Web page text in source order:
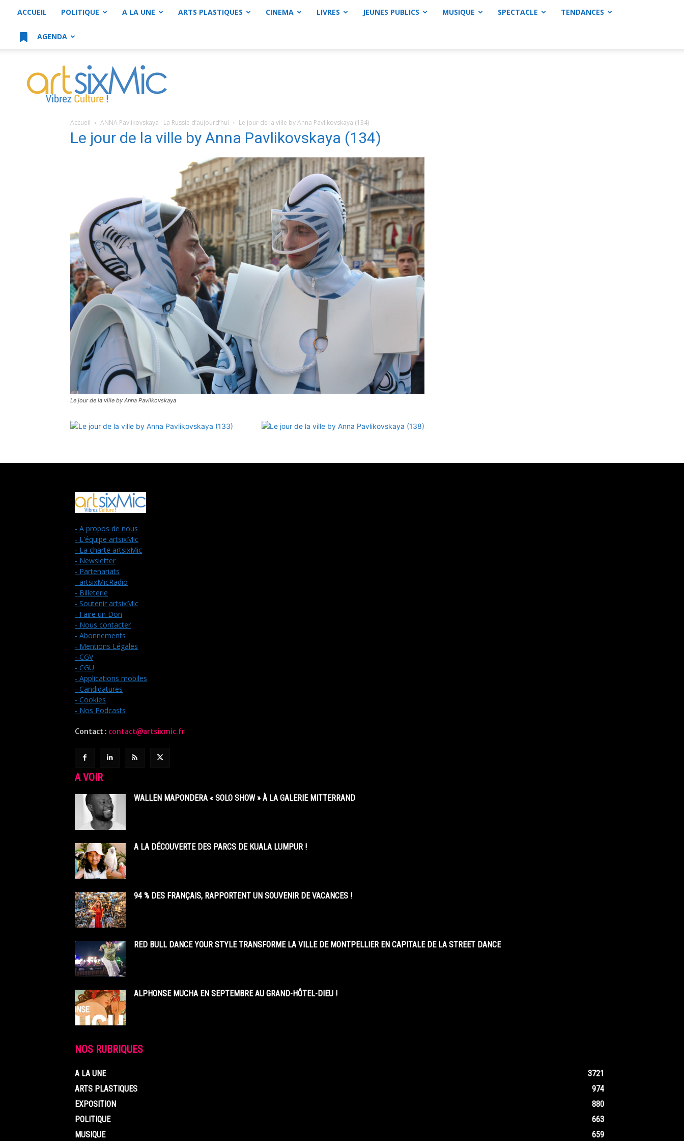
ACCUEIL POLITIQUE A LA UNE ARTS PLASTIQUES CINEMA LIVRES JEUNES PUBLICS MUSIQUE SPECTACLE TENDANCES
AGENDA
artsixMic
Accueil ANNA Pavlikovskaya : La Russie d’aujourd’hui Le jour de la ville by Anna Pavlikovskaya (134)
Le jour de la ville by Anna Pavlikovskaya (134)
Le jour de la ville by Anna Pavlikovskaya
- A propos de nous
- L'équipe artsixMic
- La charte artsixMic
- Newsletter
- Partenariats
- artsixMicRadio
- Billeterie
- Soutenir artsixMic
- Faire un Don
- Nous contacter
- Abonnements
- Mentions Légales
- CGV
- CGU
- Applications mobiles
- Candidatures
- Cookies
- Nos Podcasts
Contact : contact@artsixmic.fr
A VOIR
WALLEN MAPONDERA « SOLO SHOW » À LA GALERIE MITTERRAND
A LA DÉCOUVERTE DES PARCS DE KUALA LUMPUR !
94 % DES FRANÇAIS, RAPPORTENT UN SOUVENIR DE VACANCES !
RED BULL DANCE YOUR STYLE TRANSFORME LA VILLE DE MONTPELLIER EN CAPITALE DE LA STREET DANCE
ALPHONSE MUCHA EN SEPTEMBRE AU GRAND-HÔTEL-DIEU !
NOS RUBRIQUES
A LA UNE
3721
ARTS PLASTIQUES
974
EXPOSITION
880
POLITIQUE
663
MUSIQUE
659